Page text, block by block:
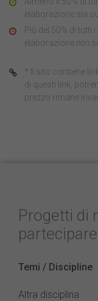
elaborazione sia
Più del 50% di tutti
elaborazione non
* Il sito contiene
di questi link,
prezzo rimane
Progetti di
partecipare
Temi / Discipline
Altra disciplina